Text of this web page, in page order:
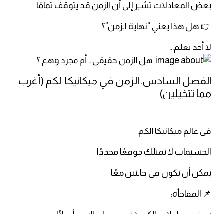
بعض المعادلات تشير إلى أن الزمن قد يتوقف تمامًا
👉 هل هذا يعني “نهاية الزمن”؟
لا أحد يعلم…
الفصل السادس: الزمن في ميكانيكا الكم (أغرب
مما تتخيلين)
في عالم ميكانيكا الكم:
الجسيمات لا تمتلك موقعًا محددًا
يمكن أن تكون في حالتين معًا
📌 المفاجأة: